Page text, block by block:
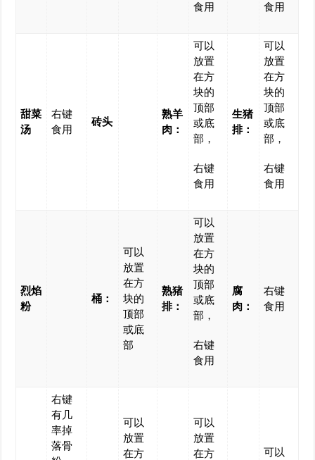
食用
食用
甜菜
汤
右键
食用
砖头
熟羊
肉：
可以
放置
在方
块的
顶部
或底
部，
右键
食用
生猪
排：
可以
放置
在方
块的
顶部
或底
部，
右键
食用
烈焰
粉
桶：
可以
放置
在方
块的
顶部
或底
部
熟猪
排：
可以
放置
在方
块的
顶部
或底
部，
右键
食用
腐
肉：
右键
食用
右键
有几
率掉
落骨
可以
放置
在方
可以
放置
在方
可以